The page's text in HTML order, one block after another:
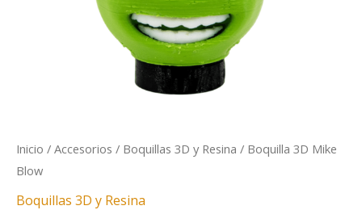
Inicio / Accesorios / Boquillas 3D y Resina / Boquilla 3D Mike
Blow
Boquillas 3D y Resina